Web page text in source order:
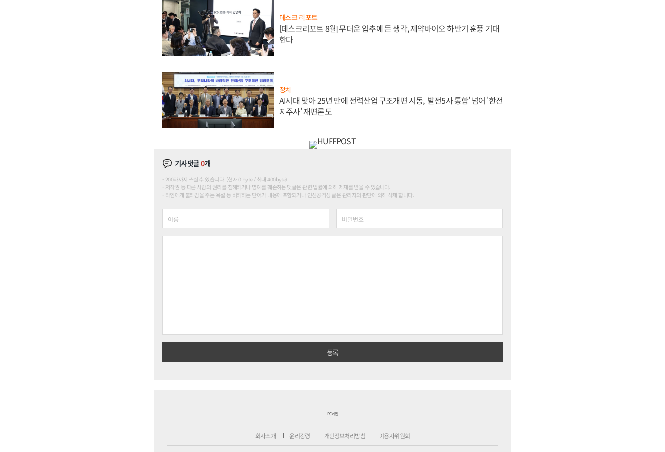
데스크 리포트
[데스크리포트 8월] 무더운 입추에 든 생각, 제약바이오 하반기 훈풍 기대
한다
정치
AI시대 맞아 25년 만에 전력산업 구조개편 시동, '발전5사 통합' 넘어 '한전
지주사' 재편론도
기사댓글0개
200자까지 쓰실 수 있습니다. (현재 0 byte / 최대 400byte)
저작권 등 다른 사람의 권리를 침해하거나 명예를 훼손하는 댓글은 관련 법률에 의해 제재를 받을 수 있습니다.
타인에게 불쾌감을 주는 욕설 등 비하하는 단어가 내용에 포함되거나 인신공격성 글은 관리자의 판단에 의해 삭제 합니다.
PC버전
회사소개 윤리강령 개인정보처리방침 이용자위원회